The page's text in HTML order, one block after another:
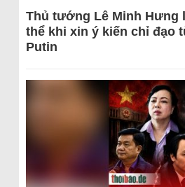
Thủ tướng Lê Minh Hưng
thể khi xin ý kiến chỉ đạo
Putin